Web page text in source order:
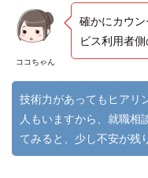
ココちゃん
確かにカウ
ビス利用者
技術力があってもヒアリ
人もいますから、就職相
てみると、少し不安が残